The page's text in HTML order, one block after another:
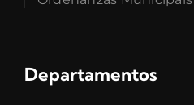
Departamentos